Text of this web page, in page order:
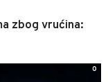
zbog vrućina:
0